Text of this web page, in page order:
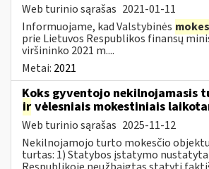
Web turinio sąrašas 2021-01-11
Informuojame, kad Valstybinės
prie Lietuvos Respublikos finansų
viršininko 2021 m....
Metai: 2021
Koks gyventojo nekilnojamasis
ir vėlesniais mokestiniais
Web turinio sąrašas 2025-11-12
Nekilnojamojo turto mokesčio
turtas: 1) Statybos įstatymo nustatyta